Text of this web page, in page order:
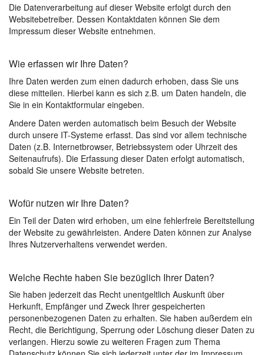
Die Datenverarbeitung auf dieser Website erfolgt durch den
Websitebetreiber. Dessen Kontaktdaten können Sie dem
Impressum dieser Website entnehmen.
Wie erfassen wir Ihre Daten?
Ihre Daten werden zum einen dadurch erhoben, dass Sie uns
diese mitteilen. Hierbei kann es sich z.B. um Daten handeln, die
Sie in ein Kontaktformular eingeben.
Andere Daten werden automatisch beim Besuch der Website
durch unsere IT-Systeme erfasst. Das sind vor allem technische
Daten (z.B. Internetbrowser, Betriebssystem oder Uhrzeit des
Seitenaufrufs). Die Erfassung dieser Daten erfolgt automatisch,
sobald Sie unsere Website betreten.
Wofür nutzen wir Ihre Daten?
Ein Teil der Daten wird erhoben, um eine fehlerfreie Bereitstellung
der Website zu gewährleisten. Andere Daten können zur Analyse
Ihres Nutzerverhaltens verwendet werden.
Welche Rechte haben Sie bezüglich Ihrer Daten?
Sie haben jederzeit das Recht unentgeltlich Auskunft über
Herkunft, Empfänger und Zweck Ihrer gespeicherten
personenbezogenen Daten zu erhalten. Sie haben außerdem ein
Recht, die Berichtigung, Sperrung oder Löschung dieser Daten zu
verlangen. Hierzu sowie zu weiteren Fragen zum Thema